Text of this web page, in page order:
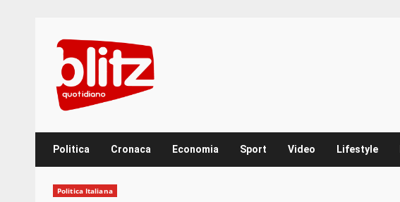
content
Politica Cronaca Economia Sport Video Lifestyle
Politica Italiana